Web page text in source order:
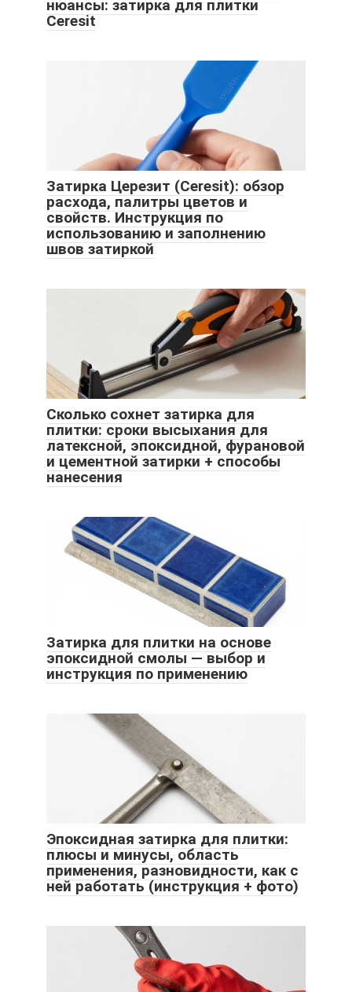
нюансы: затирка для плитки
Ceresit
Затирка Церезит (Ceresit): обзор
расхода, палитры цветов и
свойств. Инструкция по
использованию и заполнению
швов затиркой
Сколько сохнет затирка для
плитки: сроки высыхания для
латексной, эпоксидной, фурановой
и цементной затирки + способы
нанесения
Затирка для плитки на основе
эпоксидной смолы — выбор и
инструкция по применению
Эпоксидная затирка для плитки:
плюсы и минусы, область
применения, разновидности, как с
ней работать (инструкция + фото)